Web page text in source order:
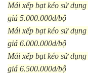
Mái xếp bạt kéo sử
giá 5.000.000d/bộ
Mái xếp bạt kéo sử
giá 6.000.000d/bộ
Mái xếp bạt kéo sử
giá 6.500.000d/bộ